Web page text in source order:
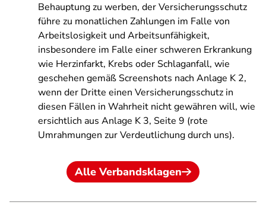
Behauptung zu werben, der Versicherungsschutz
führe zu monatlichen Zahlungen im Falle von
Arbeitslosigkeit und Arbeitsunfähigkeit,
insbesondere im Falle einer schweren Erkrankung
wie Herzinfarkt, Krebs oder Schlaganfall, wie
geschehen gemäß Screenshots nach Anlage K 2,
wenn der Dritte einen Versicherungsschutz in
diesen Fällen in Wahrheit nicht gewähren will, wie
ersichtlich aus Anlage K 3, Seite 9 (rote
Umrahmungen zur Verdeutlichung durch uns).
Alle Verbandsklagen